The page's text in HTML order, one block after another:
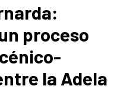
proceso
la Adela